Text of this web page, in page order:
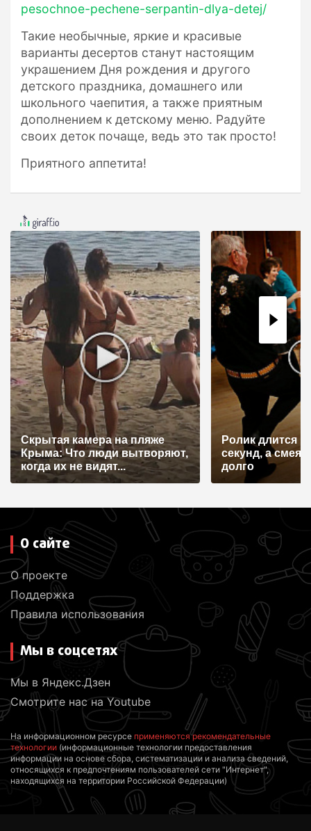
pesochnoe-pechene-serpantin-dlya-detej/
Такие необычные, яркие и красивые
варианты десертов станут настоящим
украшением Дня рождения и другого
детского праздника, домашнего или
школьного чаепития, а также приятным
дополнением к детскому меню. Радуйте
своих деток почаще, ведь это так просто!
Приятного аппетита!
Скрытая камера на пляже
Крыма: Что люди вытворяют,
когда их не видят...
Ролик длится
секунд, а
долго
О сайте
О проекте
Поддержка
Правила использования
Мы в соцсетях
Мы в Яндекс.Дзен
Смотрите нас на Youtube
На информационном ресурсе применяются рекомендательные
технологии (информационные технологии предоставления
информации на основе сбора, систематизации и анализа сведений,
относящихся к предпочтениям пользователей сети "Интернет",
находящихся на территории Российской Федерации)